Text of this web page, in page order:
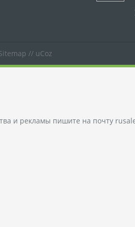
// uCoz
и рекламы пишите на почту